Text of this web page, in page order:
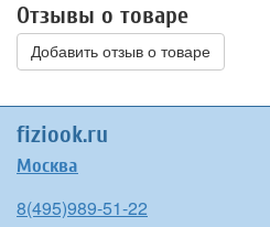
Отзывы о товаре
Добавить отзыв о товаре
fiziook.ru
Москва
8(495)989-51-22